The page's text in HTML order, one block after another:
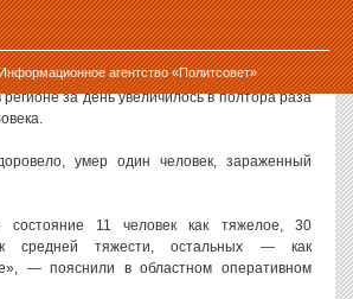
агентство «Политсовет»
№ 1.
зараженных по состоянию на 21 апреля
федеральный оперативный штаб. Общее
за день увеличилось в полтора раза
умер один человек, зараженный
состояние 11 человек как тяжелое, 30
средней тяжести, остальных — как
— пояснили в областном оперативном